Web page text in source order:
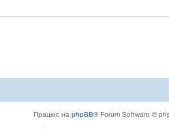
Працює на phpBB® Forum Software ©